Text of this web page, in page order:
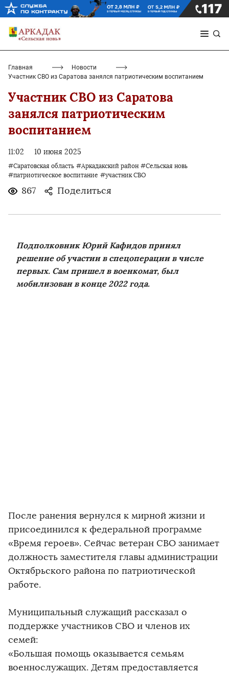
Главная
Новости
Участник СВО из Саратова занялся патриотическим воспитанием
Участник СВО из Саратова
занялся патриотическим
воспитанием
11:02 10 июня 2025
#Саратовская область #Аркадакский район #Сельская новь
#патриотическое воспитание #участник СВО
867 Поделиться
Подполковник Юрий Кафидов принял
решение об участии в спецоперации в числе
первых. Сам пришел в военкомат, был
мобилизован в конце 2022 года.
После ранения вернулся к мирной жизни и
присоединился к федеральной программе
«Время героев». Сейчас ветеран СВО занимает
должность заместителя главы администрации
Октябрьского района по патриотической
работе.
Муниципальный служащий рассказал о
поддержке участников СВО и членов их
семей:
«Большая помощь оказывается семьям
военнослужащих. Детям предоставляется